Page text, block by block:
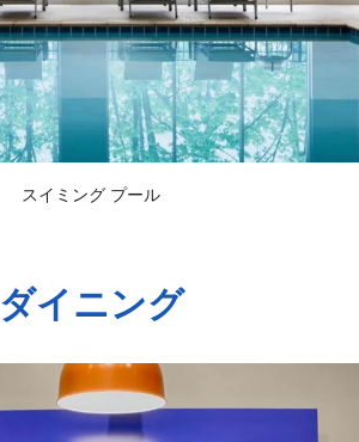
スイミング プール
ダイニング